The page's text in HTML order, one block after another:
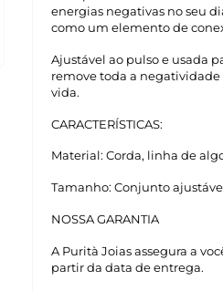
energias negativas no seu
como um elemento de
Ajustável ao pulso e usada
remove toda a
vida.
CARACTERÍSTICAS:
Material: Corda, linha de
Tamanho: Conjunto
NOSSA GARANTIA
A Purità Joias assegura a
partir da data de entrega.